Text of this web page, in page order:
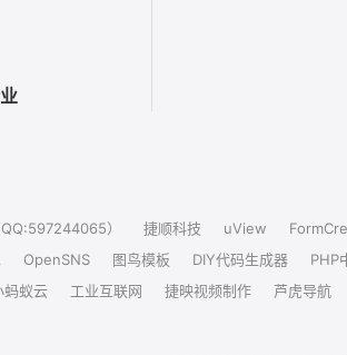
） 捷顺科技 uView
OpenSNS 图鸟模板 DIY代码生成器
PHP
蚂蚁云 工业互联网 捷映视频制作 芦虎导航